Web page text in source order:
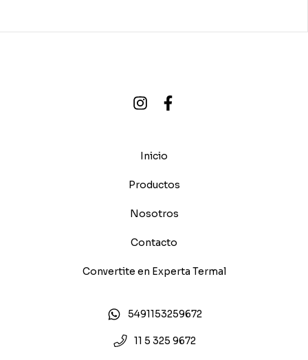
Inicio
Productos
Nosotros
Contacto
Convertite en Experta Termal
5491153259672
11 5 325 9672